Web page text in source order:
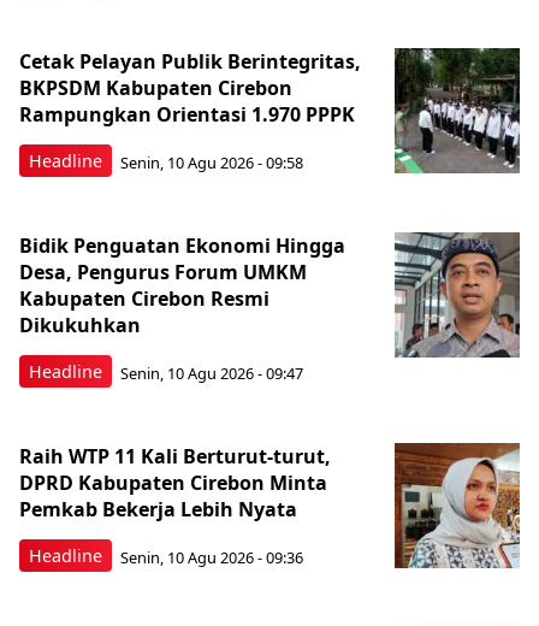
Headline
Cetak Pelayan Publik Berintegritas,
BKPSDM Kabupaten Cirebon
Rampungkan Orientasi 1.970 PPPK
Senin, 10 Agu 2026 - 09:58
Headline
Bidik Penguatan Ekonomi Hingga
Desa, Pengurus Forum UMKM
Kabupaten Cirebon Resmi
Dikukuhkan
Senin, 10 Agu 2026 - 09:47
Headline
Raih WTP 11 Kali Berturut-turut,
DPRD Kabupaten Cirebon Minta
Pemkab Bekerja Lebih Nyata
Senin, 10 Agu 2026 - 09:36